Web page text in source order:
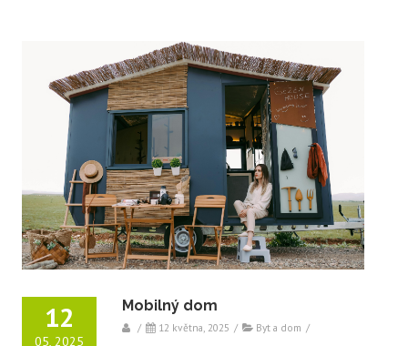
12
05, 2025
Mobilný dom
/ 12 května, 2025 / Byt a dom /